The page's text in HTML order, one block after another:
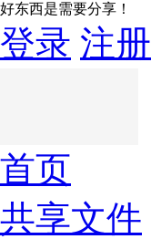
好东西是需要分享！
登录 注册
首页
共享文件